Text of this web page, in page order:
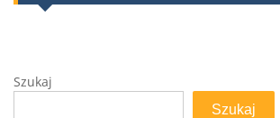
Szukaj
Szukaj